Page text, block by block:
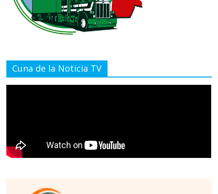
Cuna de la Noticia TV